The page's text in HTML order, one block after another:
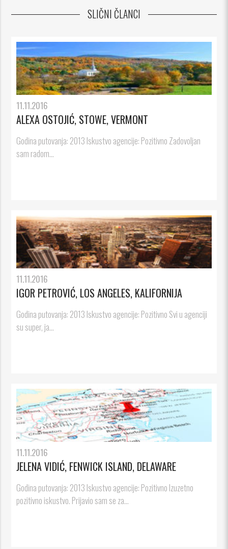
SLIČNI ČLANCI
11.11.2016
ALEXA OSTOJIĆ, STOWE, VERMONT
Godina putovanja: 2013 Iskustvo agencije: Pozitivno Zadovoljan
sam radom...
11.11.2016
IGOR PETROVIĆ, LOS ANGELES, KALIFORNIJA
Godina putovanja: 2013 Iskustvo agencije: Pozitivno Svi u agenciji
su super, ja...
11.11.2016
JELENA VIDIĆ, FENWICK ISLAND, DELAWARE
Godina putovanja: 2013 Iskustvo agencije: Pozitivno Izuzetno
pozitivno iskustvo. Prijavio sam se za...